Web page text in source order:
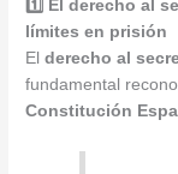
1️⃣ El derecho al
límites en prisión
Elderecho al
fundamental
Constitución